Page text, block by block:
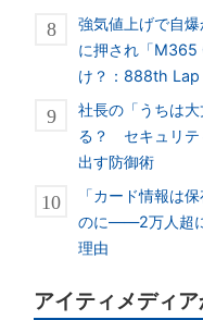
強気値上げで自
に押され「M365
け？：888th Lap
社長の「うちは
る？ セキュリテ
出す防御術
「カード情報は
のに――2万人超
理由
アイティメディ